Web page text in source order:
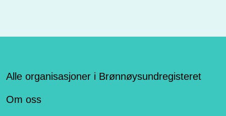
Alle organisasjoner i Brønnøysundregisteret
Om oss